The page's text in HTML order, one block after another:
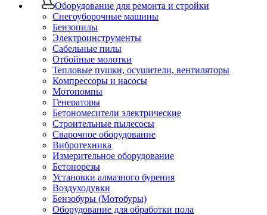
Оборудование для ремонта и стройки
Снегоуборочные машины
Бензопилы
Электроинструменты
Сабельные пилы
Отбойные молотки
Тепловые пушки, осушители, вентиляторы
Компрессоры и насосы
Мотопомпы
Генераторы
Бетономесители электрические
Строительные пылесосы
Сварочное оборудование
Вибротехника
Измерительное оборудование
Бетонорезы
Установки алмазного бурения
Воздуходувки
Бензобуры (Мотобуры)
Оборудование для обработки пола